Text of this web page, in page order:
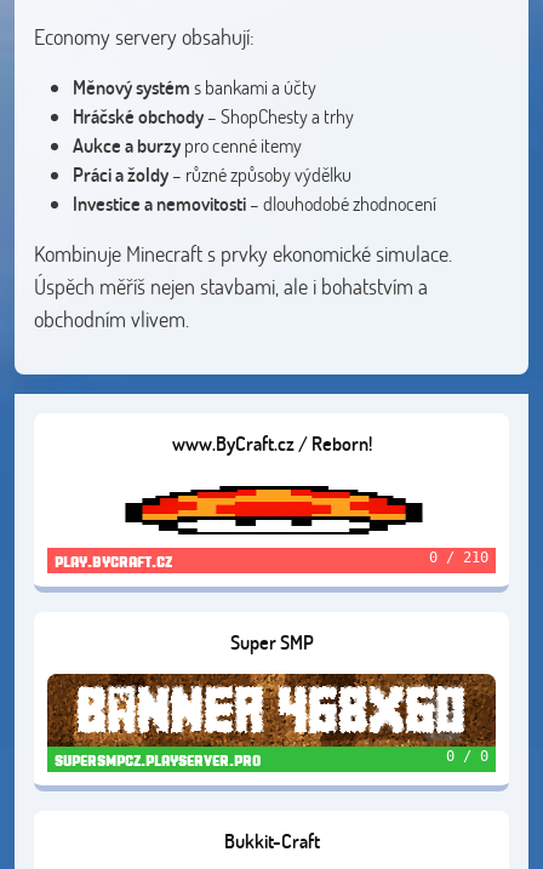
Economy servery obsahují:
Měnový systéms bankami a účty
Hráčské obchody– ShopChesty a trhy
Aukce a burzypro cenné itemy
Práci a žoldy– různé způsoby výdělku
Investice a nemovitosti– dlouhodobé zhodnocení
Kombinuje Minecraft s prvky ekonomické simulace.
Úspěch měříš nejen stavbami, ale i bohatstvím a
obchodním vlivem.
www.ByCraft.cz / Reborn!
play.bycraft.cz 0 / 210
Super SMP
supersmpcz.playserver.pro 0 / 0
Bukkit-Craft